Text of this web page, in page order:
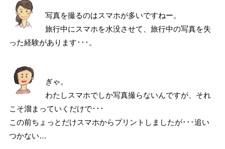
写真を撮るのはスマホが多いですねー。
旅行中にスマホを水没させて、旅行中の写真を失
った経験があります･･･。
ぎゃ。
わたしスマホでしか写真撮らないんですが、それ
こそ溜まっていくだけで･･･
この前ちょっとだけスマホからプリントしましたが･･･追い
つかない…